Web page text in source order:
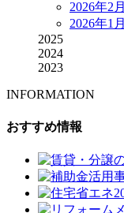
2026年2月
2026年1月
2025
2024
2023
INFORMATION
おすすめ情報